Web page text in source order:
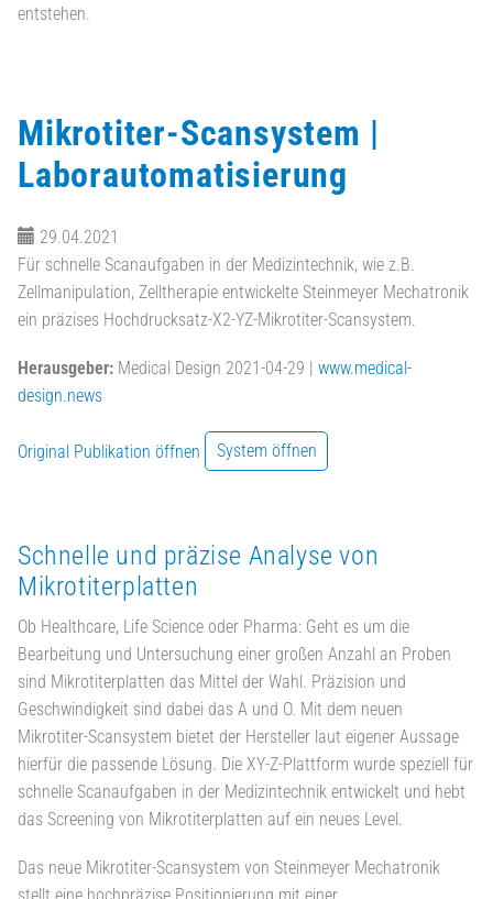
entstehen.
Mikrotiter-Scansystem |
Laborautomatisierung
29.04.2021
Für schnelle Scanaufgaben in der Medizintechnik, wie z.B.
Zellmanipulation, Zelltherapie entwickelte Steinmeyer Mechatronik
ein präzises Hochdrucksatz-X2-YZ-Mikrotiter-Scansystem.
Herausgeber: Medical Design 2021-04-29 | www.medical-
design.news
Original Publikation öffnen System öffnen
Schnelle und präzise Analyse von
Mikrotiterplatten
Ob Healthcare, Life Science oder Pharma: Geht es um die
Bearbeitung und Untersuchung einer großen Anzahl an Proben
sind Mikrotiterplatten das Mittel der Wahl. Präzision und
Geschwindigkeit sind dabei das A und O. Mit dem neuen
Mikrotiter-Scansystem bietet der Hersteller laut eigener Aussage
hierfür die passende Lösung. Die XY-Z-Plattform wurde speziell für
schnelle Scanaufgaben in der Medizintechnik entwickelt und hebt
das Screening von Mikrotiterplatten auf ein neues Level.
Das neue Mikrotiter-Scansystem von Steinmeyer Mechatronik